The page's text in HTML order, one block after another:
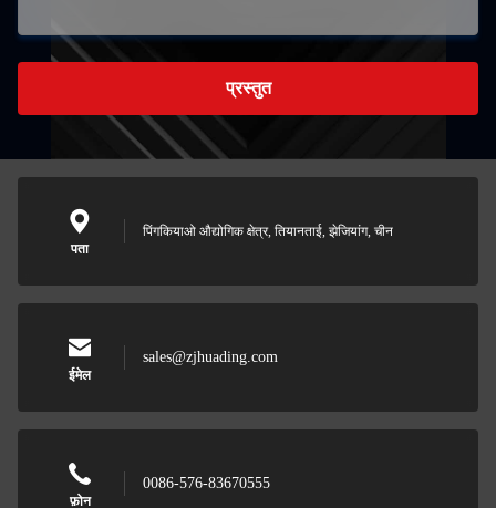
प्रस्तुत
पता
पिंगकियाओ औद्योगिक क्षेत्र, तियानताई, झेजियांग, चीन
ईमेल
sales@zjhuading.com
फ़ोन
0086-576-83670555